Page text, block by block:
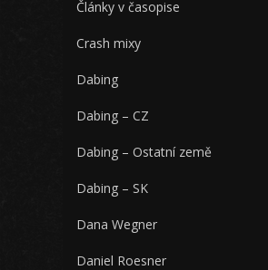
Články v časopise
Crash mixy
Dabing
Dabing – CZ
Dabing – Ostatní země
Dabing – SK
Dana Wegner
Daniel Roesner